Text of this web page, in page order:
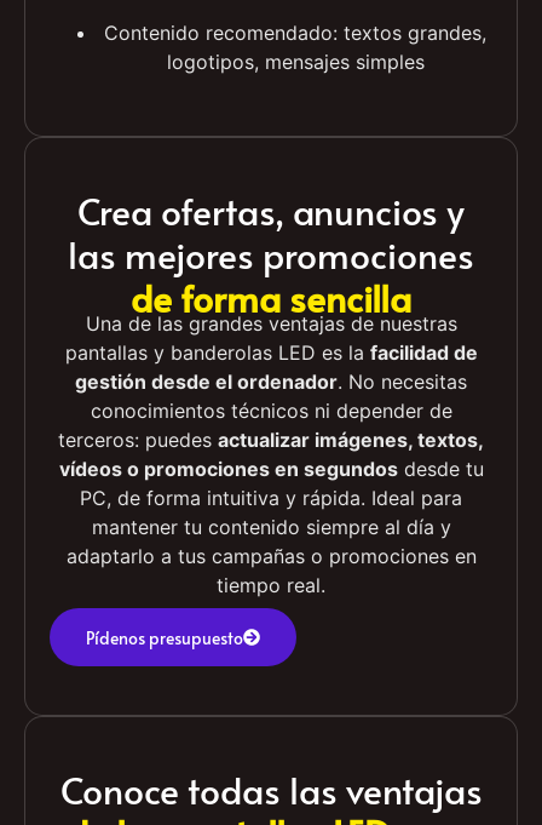
anchas o avenidas con tráfico rodado.
Crea ofertas, anuncios y
las mejores promociones
de forma sencilla
Una de las grandes ventajas de nuestras
pantallas y banderolas LED es lafacilidad de
gestión desde el ordenador. No necesitas
conocimientos técnicos ni depender de
terceros: puedesactualizar imágenes, textos,
vídeos o promociones en segundosdesde tu
PC, de forma intuitiva y rápida. Ideal para
mantener tu contenido siempre al día y
adaptarlo a tus campañas o promociones en
tiempo real.